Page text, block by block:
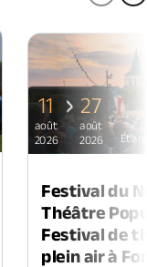
11
août
2026
27
août
2026
Festival du
Théâtre
Festival de
plein air à